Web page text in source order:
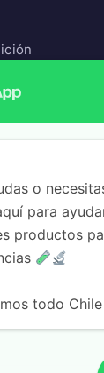
o
para
productos
todo